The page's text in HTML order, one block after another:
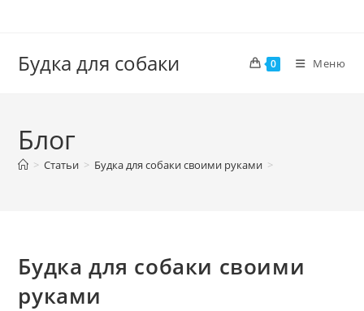
Будка для собаки 0 Меню
Блог
> Статьи > Будка для собаки своими руками >
Будка для собаки своими
руками